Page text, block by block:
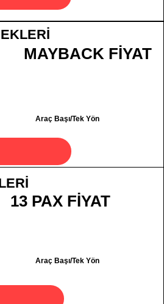
MAYBACK FİYAT
Araç Başı/Tek Yön
13 PAX FİYAT
Araç Başı/Tek Yön